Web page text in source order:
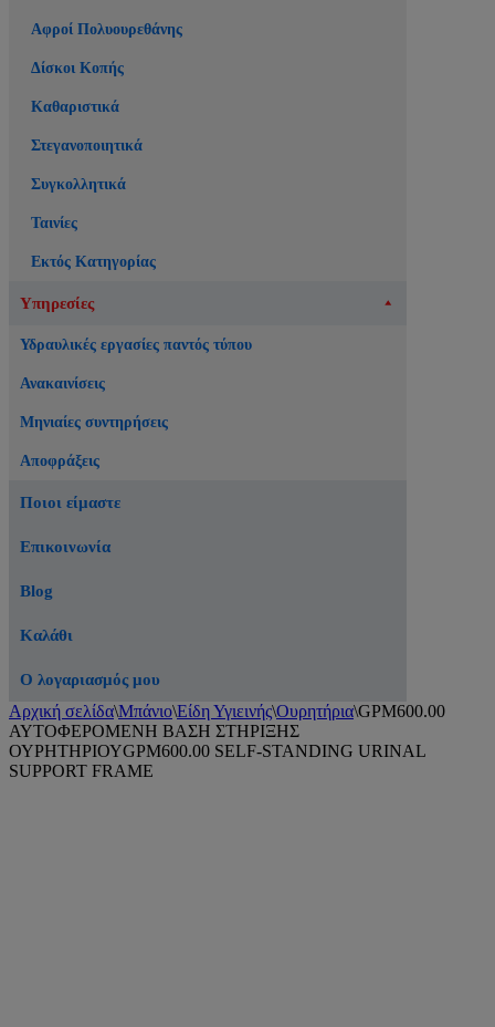
Αφροί Πολυουρεθάνης
Δίσκοι Κοπής
Καθαριστικά
Στεγανοποιητικά
Συγκολλητικά
Ταινίες
Εκτός Κατηγορίας
Υπηρεσίες
Υδραυλικές εργασίες παντός τύπου
Ανακαινίσεις
Μηνιαίες συντηρήσεις
Αποφράξεις
Ποιοι είμαστε
Επικοινωνία
Blog
Καλάθι
Ο λογαριασμός μου
Αρχική σελίδα\Μπάνιο\Είδη Υγιεινής\Ουρητήρια\GPM600.00
ΑΥΤΟΦΕΡΟΜΕΝΗ ΒΑΣΗ ΣΤΗΡΙΞΗΣ
ΟΥΡΗΤΗΡΙΟΥGPM600.00 SELF-STANDING URINAL
SUPPORT FRAME